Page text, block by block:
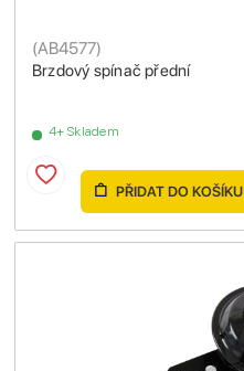
Brzdový spínač přední
(AB4577)
4+ Skladem
PŘIDAT DO KOŠÍKU